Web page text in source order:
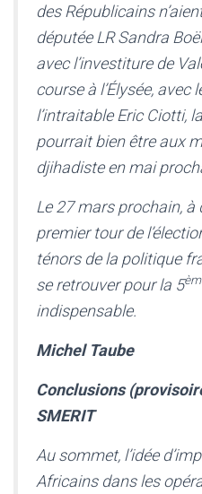
des Républicains
députée LR Sandra
avec l’investiture de
course à l’Élysée, avec
l’intraitable Eric Ciotti,
pourrait bien être aux
djihadiste en mai
Le 27 mars prochain,
premier tour de
ténors de la politique
se retrouver pour la 5
indispensable.
Michel Taube
Conclusions
SMERIT
Au sommet, l’idée
Africains dans les